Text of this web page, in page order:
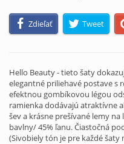
Zdieľať Tweet
Hello Beauty - tieto šaty
elegantné priliehavé postave s
efektnou gombíkovou légou
ramienka dodávajú atraktívne
šev a krásne prešívané lemy
bavlny/ 45% ľanu. Čiastočná
(Sivobiely tón je pre každé šaty